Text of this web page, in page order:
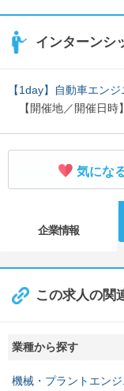
インターンシ
【1day】自動車エン
【開催地／開催日
気にな
企業情報
この求人の関
業種から探す
機械・プラントエン